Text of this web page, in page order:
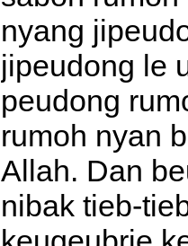
nyang
jipeudong le
peudong
rumoh nyan
Allah. Dan
nibak tieb-